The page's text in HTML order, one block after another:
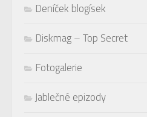
Deníček blogísek
Diskmag – Top Secret
Fotogalerie
Jablečné epizody